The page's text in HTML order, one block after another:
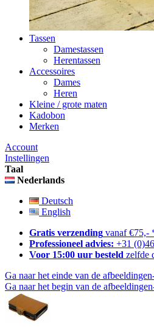
Tassen
Damestassen
Herentassen
Accessoires
Dames
Heren
Kleine / grote maten
Kadobon
Merken
Account
Instellingen
Taal
Nederlands
Deutsch
English
Gratis verzending vanaf €75,-
Professioneel advies: +31
Voor 15:00 uur besteld zelfde
Ga naar het einde van de
Ga naar het begin van de